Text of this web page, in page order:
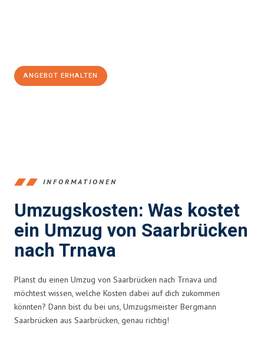
ANGEBOT ERHALTEN
INFORMATIONEN
Umzugskosten: Was kostet
ein Umzug von Saarbrücken
nach Trnava
Planst du einen Umzug von Saarbrücken nach Trnava und
möchtest wissen, welche Kosten dabei auf dich zukommen
könnten? Dann bist du bei uns, Umzugsmeister Bergmann
Saarbrücken aus Saarbrücken, genau richtig!